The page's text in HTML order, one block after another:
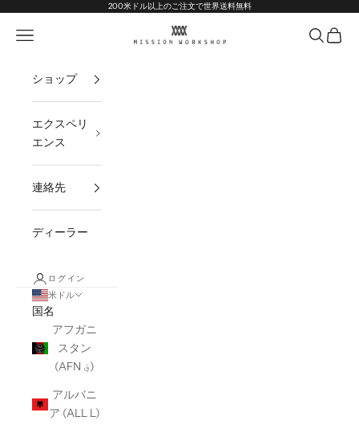
コンテンツへスキップ
Go to Accessibility Statement200米ドル以上のご注文で世界送料無料
MISSION WORKSHOP
ナビゲーションメニューを開く オープン
オー
ショップ
エクスペリ
エンス
連絡先
ディーラー
ログイン
米ドル
国名
アフガニ
スタン
(AFN ؋)
アルバニ
ア (ALL L)